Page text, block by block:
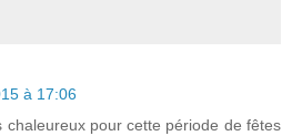
à 17:06
chaleureux pour cette période de fêtes